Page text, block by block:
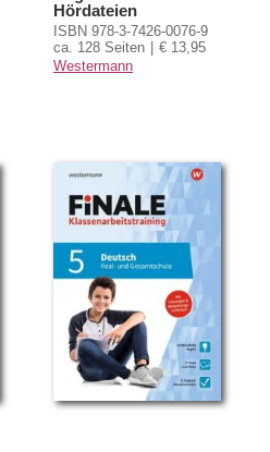
Hördateien
ISBN 978-3-7426-0076-9
ca. 128 Seiten
€ 13,95
Westermann